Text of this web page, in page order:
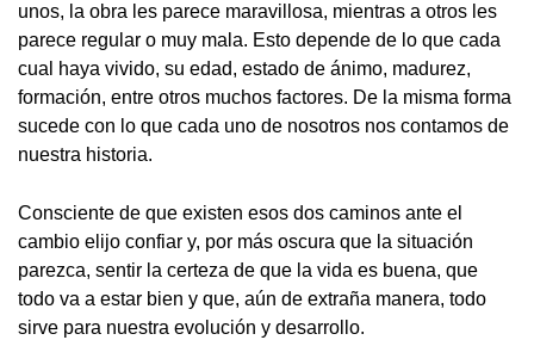
unos, la obra les parece maravillosa, mientras a otros les
parece regular o muy mala. Esto depende de lo que cada
cual haya vivido, su edad, estado de ánimo, madurez,
formación, entre otros muchos factores. De la misma forma
sucede con lo que cada uno de nosotros nos contamos de
nuestra historia.
Consciente de que existen esos dos caminos ante el
cambio elijo confiar y, por más oscura que la situación
parezca, sentir la certeza de que la vida es buena, que
todo va a estar bien y que, aún de extraña manera, todo
sirve para nuestra evolución y desarrollo.